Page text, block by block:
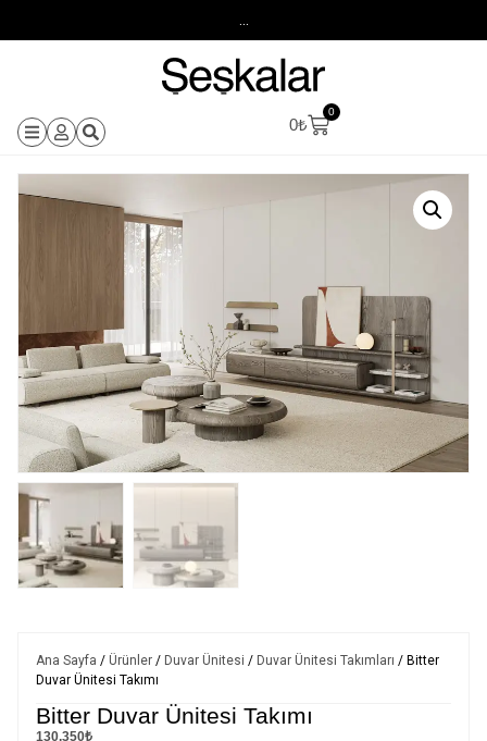
0₺
0
Ana Sayfa / Ürünler / Duvar Ünitesi / Duvar Ünitesi Takımları / Bitter
Duvar Ünitesi Takımı
Bitter Duvar Ünitesi Takımı
130.350₺